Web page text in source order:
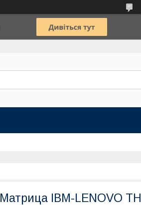
Матрица IBM-LENOVO